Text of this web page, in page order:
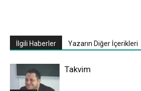
İlgili Haberler Yazarın Diğer İçerikleri
Takvim